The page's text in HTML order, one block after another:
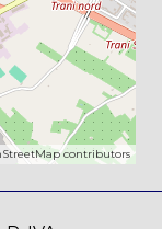
contributors